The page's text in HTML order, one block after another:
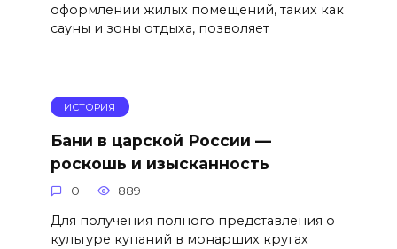
оформлении жилых помещений, таких как
сауны и зоны отдыха, позволяет
ИСТОРИЯ
Бани в царской России —
роскошь и изысканность
0 889
Для получения полного представления о
культуре купаний в монарших кругах